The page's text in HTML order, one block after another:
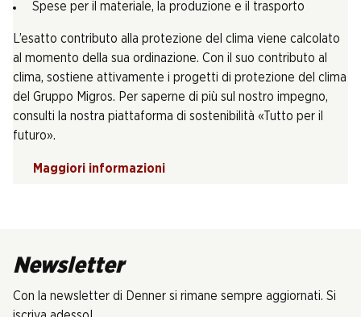
Spese per il materiale, la produzione e il trasporto
L’esatto contributo alla protezione del clima viene calcolato
al momento della sua ordinazione. Con il suo contributo al
clima, sostiene attivamente i progetti di protezione del clima
del Gruppo Migros. Per saperne di più sul nostro impegno,
consulti la nostra piattaforma di sostenibilità «Tutto per il
futuro».
Maggiori informazioni
Newsletter
Con la newsletter di Denner si rimane sempre aggiornati. Si